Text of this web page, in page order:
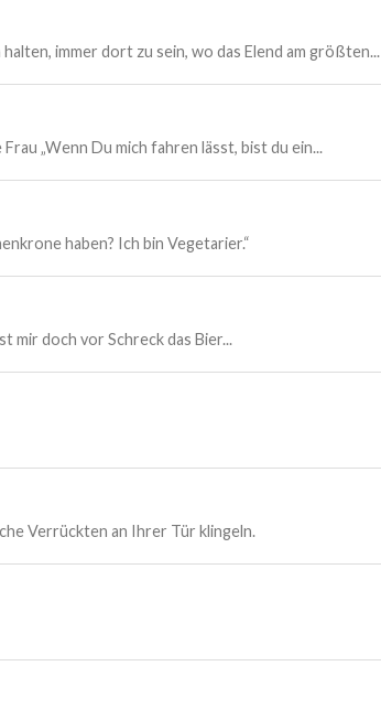
immer dort zu sein, wo das Elend am größten...
„Wenn Du mich fahren lässt, bist du ein...
haben? Ich bin Vegetarier.“
mir doch vor Schreck das Bier...
Verrückten an Ihrer Tür klingeln.